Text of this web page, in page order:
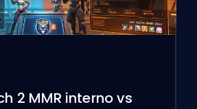
2 MMR interno vs